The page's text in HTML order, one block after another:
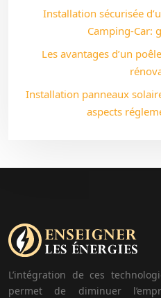
Installation sécurisée
Camping-Car:
Les avantages d’un
Installation panneaux
aspects
L’intégration de ces
permet de diminuer